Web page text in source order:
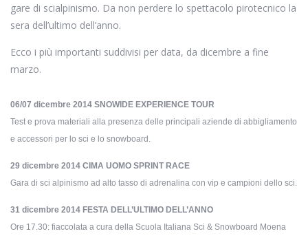
gare di scialpinismo. Da non perdere lo spettacolo pirotecnico la
sera dell’ultimo dell’anno.
Ecco i più importanti suddivisi per data, da dicembre a fine
marzo.
06/07 dicembre 2014 SNOWIDE EXPERIENCE TOUR
Test e prova materiali alla presenza delle principali aziende di abbigliamento
e accessori per lo sci e lo snowboard.
29 dicembre 2014 CIMA UOMO SPRINT RACE
Gara di sci alpinismo ad alto tasso di adrenalina con vip e campioni dello sci.
31 dicembre 2014 FESTA DELL’ULTIMO DELL’ANNO
Ore 17.30: fiaccolata a cura della Scuola Italiana Sci & Snowboard Moena